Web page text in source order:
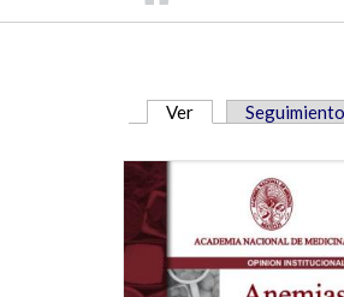
SOLAPAS
Ver (solapa activa)
Seguimiento